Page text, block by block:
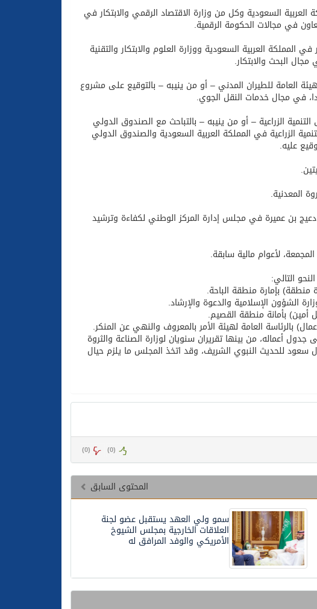
السعودية وكل من وزارة الاقتصاد الرقمي والابتكار في
في مجالات الحكومة الرقمية.
المملكة العربية السعودية ووزارة العلوم والابتكار والتقنية
البحث والابتكار.
العامة للطيران المدني – أو من ينيبه – بالتوقيع على مشروع
في مجال خدمات النقل الجوي.
الزراعية – أو من ينيبه – بالتباحث مع الصندوق الدولي
الزراعية في المملكة العربية السعودية والصندوق الدولي
عليه.
المعدنية.
بن عميرة في مجلس إدارة المركز الوطني لكفاءة وترشيد
لأعوام مالية سابقة.
التالي:
بإمارة منطقة الباحة.
الشؤون الإسلامية والدعوة والإرشاد.
أمين) بأمانة منطقة القصيم.
بالرئاسة العامة لهيئة الأمر بالمعروف والنهي عن المنكر.
أعماله، من بينها تقريران سنويان لوزارة الصناعة والثروة
سعود للحديث النبوي الشريف، وقد اتخذ المجلس ما يلزم حيال
(
0
) (
0
)
المحتوى السابق
سمو ولي العهد يستقبل عضو لجنة
العلاقات الخارجية بمجلس الشيوخ
الأمريكي والوفد المرافق له